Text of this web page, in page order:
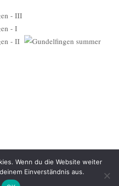
präsentiert von WordPress
Wenn du die Website weiter
Einverständnis aus.